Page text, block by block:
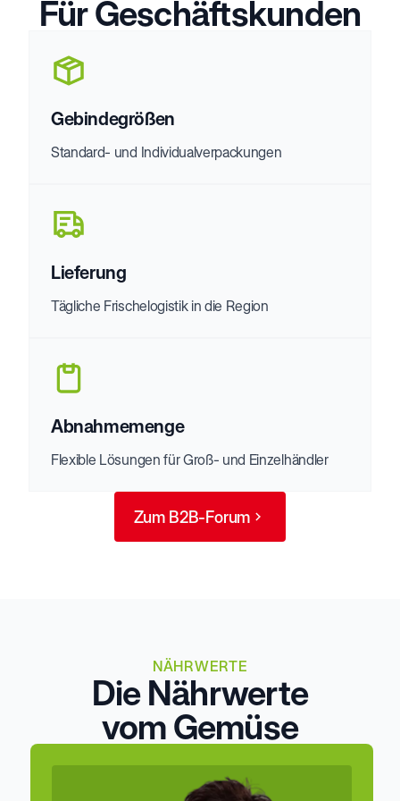
Für Geschäftskunden
Gebindegrößen
Standard- und Individualverpackungen
Lieferung
Tägliche Frischelogistik in die Region
Abnahmemenge
Flexible Lösungen für Groß- und Einzelhändler
Zum B2B-Forum
NÄHRWERTE
Die Nährwerte
vom Gemüse